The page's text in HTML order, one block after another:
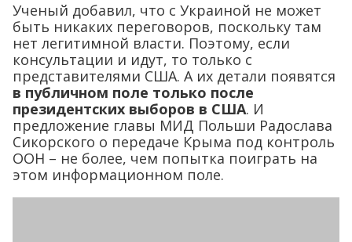
Ученый добавил, что с Украиной не может
быть никаких переговоров, поскольку там
нет легитимной власти. Поэтому, если
консультации и идут, то только с
представителями США. А их детали появятся
в публичном поле только после
президентских выборов в США. И
предложение главы МИД Польши Радослава
Сикорского о передаче Крыма под контроль
ООН – не более, чем попытка поиграть на
этом информационном поле.